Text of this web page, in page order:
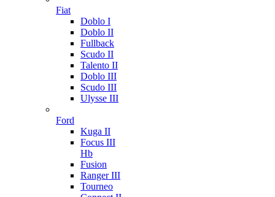
Fiat
Doblo I
Doblo II
Fullback
Scudo II
Talento II
Doblo III
Scudo III
Ulysse III
Ford
Kuga II
Focus III
Hb
Fusion
Ranger III
Tourneo